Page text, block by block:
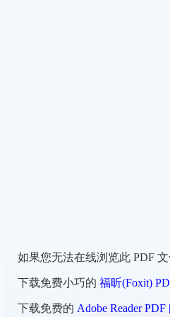
如果您无法在线浏览此 PDF
下载免费小巧的福昕(Foxit)
下载免费的 Adobe Reader